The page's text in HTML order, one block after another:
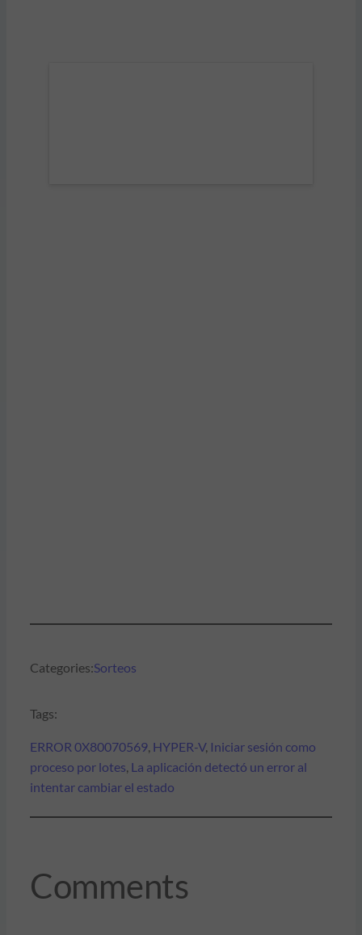
Categories:Sorteos
Tags:
ERROR 0X80070569, HYPER-V, Iniciar sesión como
proceso por lotes, La aplicación detectó un error al
intentar cambiar el estado
Comments